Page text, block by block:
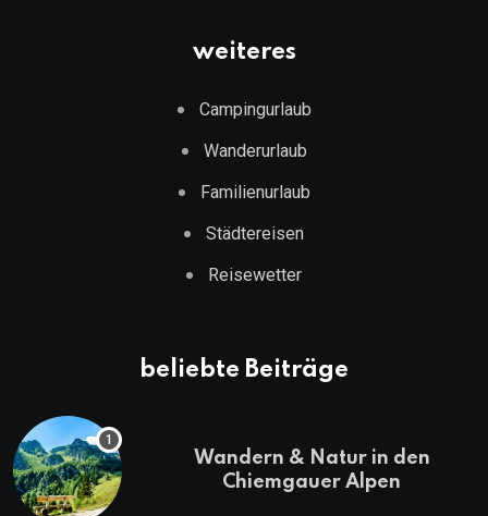
weiteres
Campingurlaub
Wanderurlaub
Familienurlaub
Städtereisen
Reisewetter
beliebte Beiträge
Wandern & Natur in den
Chiemgauer Alpen